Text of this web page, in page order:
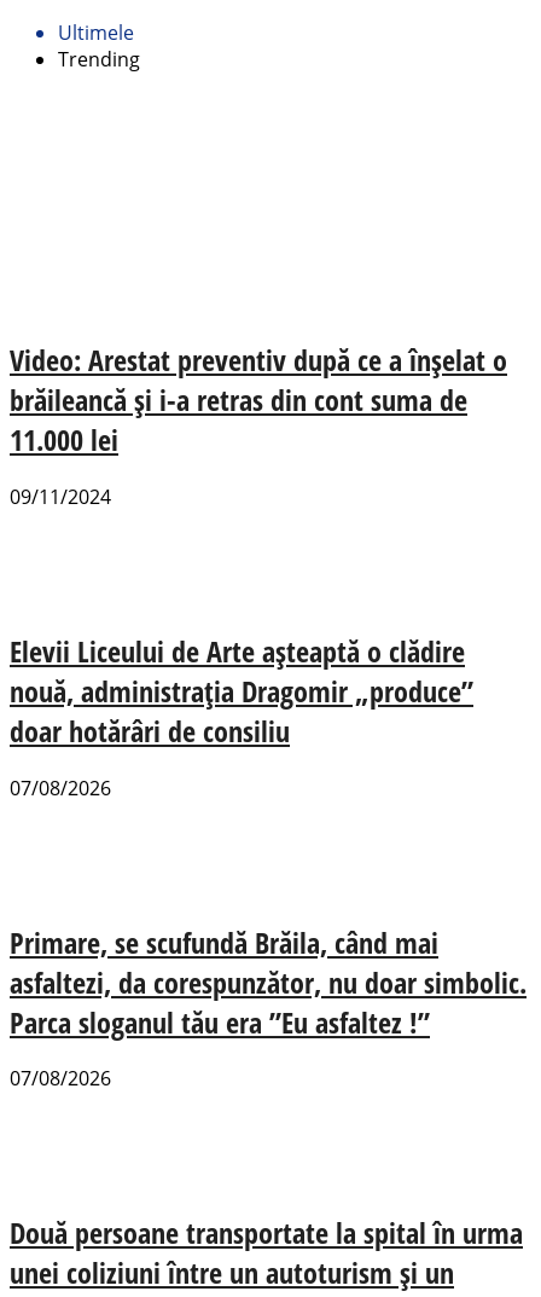
Ultimele
Trending
Video: Arestat preventiv după ce a înșelat o
brăileancă și i-a retras din cont suma de
11.000 lei
09/11/2024
Elevii Liceului de Arte așteaptă o clădire
nouă, administrația Dragomir „produce”
doar hotărâri de consiliu
07/08/2026
Primare, se scufundă Brăila, când mai
asfaltezi, da corespunzător, nu doar simbolic.
Parca sloganul tău era ”Eu asfaltez !”
07/08/2026
Două persoane transportate la spital în urma
unei coliziuni între un autoturism și un